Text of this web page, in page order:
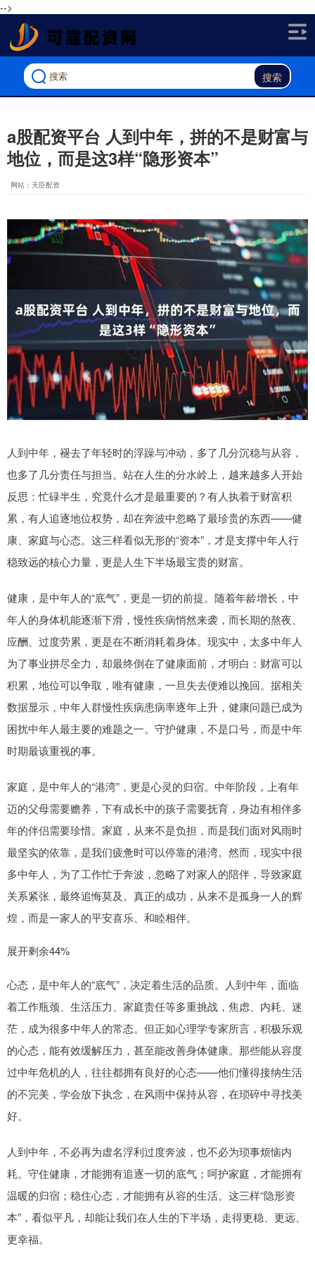
-->
搜索
a股配资平台 人到中年，拼的不是财富与
地位，而是这3样“隐形资本”
网站：天臣配资
人到中年，褪去了年轻时的浮躁与冲动，多了几分沉稳与从容，
也多了几分责任与担当。站在人生的分水岭上，越来越多人开始
反思：忙碌半生，究竟什么才是最重要的？有人执着于财富积
累，有人追逐地位权势，却在奔波中忽略了最珍贵的东西——健
康、家庭与心态。这三样看似无形的“资本”，才是支撑中年人行
稳致远的核心力量，更是人生下半场最宝贵的财富。
健康，是中年人的“底气”，更是一切的前提。随着年龄增长，中
年人的身体机能逐渐下滑，慢性疾病悄然来袭，而长期的熬夜、
应酬、过度劳累，更是在不断消耗着身体。现实中，太多中年人
为了事业拼尽全力，却最终倒在了健康面前，才明白：财富可以
积累，地位可以争取，唯有健康，一旦失去便难以挽回。据相关
数据显示，中年人群慢性疾病患病率逐年上升，健康问题已成为
困扰中年人最主要的难题之一。守护健康，不是口号，而是中年
时期最该重视的事。
家庭，是中年人的“港湾”，更是心灵的归宿。中年阶段，上有年
迈的父母需要赡养，下有成长中的孩子需要抚育，身边有相伴多
年的伴侣需要珍惜。家庭，从来不是负担，而是我们面对风雨时
最坚实的依靠，是我们疲惫时可以停靠的港湾。然而，现实中很
多中年人，为了工作忙于奔波，忽略了对家人的陪伴，导致家庭
关系紧张，最终追悔莫及。真正的成功，从来不是孤身一人的辉
煌，而是一家人的平安喜乐、和睦相伴。
展开剩余44%
心态，是中年人的“底气”，决定着生活的品质。人到中年，面临
着工作瓶颈、生活压力、家庭责任等多重挑战，焦虑、内耗、迷
茫，成为很多中年人的常态。但正如心理学专家所言，积极乐观
的心态，能有效缓解压力，甚至能改善身体健康。那些能从容度
过中年危机的人，往往都拥有良好的心态——他们懂得接纳生活
的不完美，学会放下执念，在风雨中保持从容，在琐碎中寻找美
好。
人到中年，不必再为虚名浮利过度奔波，也不必为琐事烦恼内
耗。守住健康，才能拥有追逐一切的底气；呵护家庭，才能拥有
温暖的归宿；稳住心态，才能拥有从容的生活。这三样“隐形资
本”，看似平凡，却能让我们在人生的下半场，走得更稳、更远、
更幸福。